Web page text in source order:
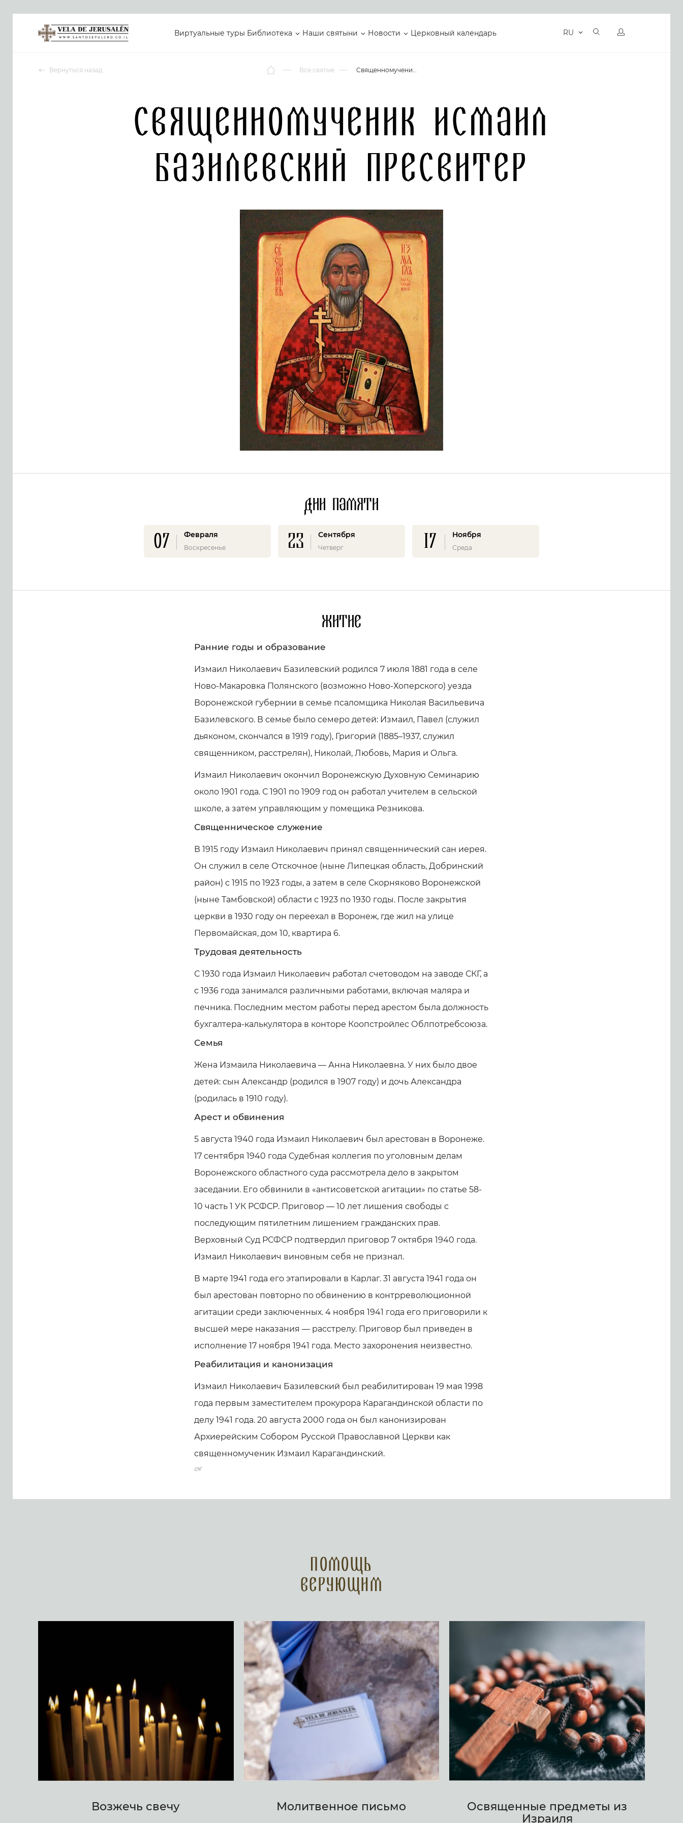
Виртуальные туры Библиотека Наши святыни Новости Церковный календарь RU
Вернуться назад Все святые Священномученик Исмаил Базилевский Пресвитер
Священномученик Исмаил
Базилевский Пресвитер
Дни памяти
07 Февраля
Воскресенье 23 Сентября
Четверг 17 Ноября
Среда
Житие
Ранние годы и образование
Измаил Николаевич Базилевский родился 7 июля 1881 года в селе
Ново-Макаровка Полянского (возможно Ново-Хоперского) уезда
Воронежской губернии в семье псаломщика Николая Васильевича
Базилевского. В семье было семеро детей: Измаил, Павел (служил
дьяконом, скончался в 1919 году), Григорий (1885–1937, служил
священником, расстрелян), Николай, Любовь, Мария и Ольга.
Измаил Николаевич окончил Воронежскую Духовную Семинарию
около 1901 года. С 1901 по 1909 год он работал учителем в сельской
школе, а затем управляющим у помещика Резникова.
Священническое служение
В 1915 году Измаил Николаевич принял священнический сан иерея.
Он служил в селе Отскочное (ныне Липецкая область, Добринский
район) с 1915 по 1923 годы, а затем в селе Скорняково Воронежской
(ныне Тамбовской) области с 1923 по 1930 годы. После закрытия
церкви в 1930 году он переехал в Воронеж, где жил на улице
Первомайская, дом 10, квартира 6.
Трудовая деятельность
С 1930 года Измаил Николаевич работал счетоводом на заводе СКГ, а
с 1936 года занимался различными работами, включая маляра и
печника. Последним местом работы перед арестом была должность
бухгалтера-калькулятора в конторе Коопстройлес Облпотребсоюза.
Семья
Жена Измаила Николаевича — Анна Николаевна. У них было двое
детей: сын Александр (родился в 1907 году) и дочь Александра
(родилась в 1910 году).
Арест и обвинения
5 августа 1940 года Измаил Николаевич был арестован в Воронеже.
17 сентября 1940 года Судебная коллегия по уголовным делам
Воронежского областного суда рассмотрела дело в закрытом
заседании. Его обвинили в «антисоветской агитации» по статье 58-
10 часть 1 УК РСФСР. Приговор — 10 лет лишения свободы с
последующим пятилетним лишением гражданских прав.
Верховный Суд РСФСР подтвердил приговор 7 октября 1940 года.
Измаил Николаевич виновным себя не признал.
В марте 1941 года его этапировали в Карлаг. 31 августа 1941 года он
был арестован повторно по обвинению в контрреволюционной
агитации среди заключенных. 4 ноября 1941 года его приговорили к
высшей мере наказания — расстрелу. Приговор был приведен в
исполнение 17 ноября 1941 года. Место захоронения неизвестно.
Реабилитация и канонизация
Измаил Николаевич Базилевский был реабилитирован 19 мая 1998
года первым заместителем прокурора Карагандинской области по
делу 1941 года. 20 августа 2000 года он был канонизирован
Архиерейским Собором Русской Православной Церкви как
священномученик Измаил Карагандинский.
Помощь
верующим
Возжечь свечу Молитвенное письмо
Освященные предметы из
Израиля